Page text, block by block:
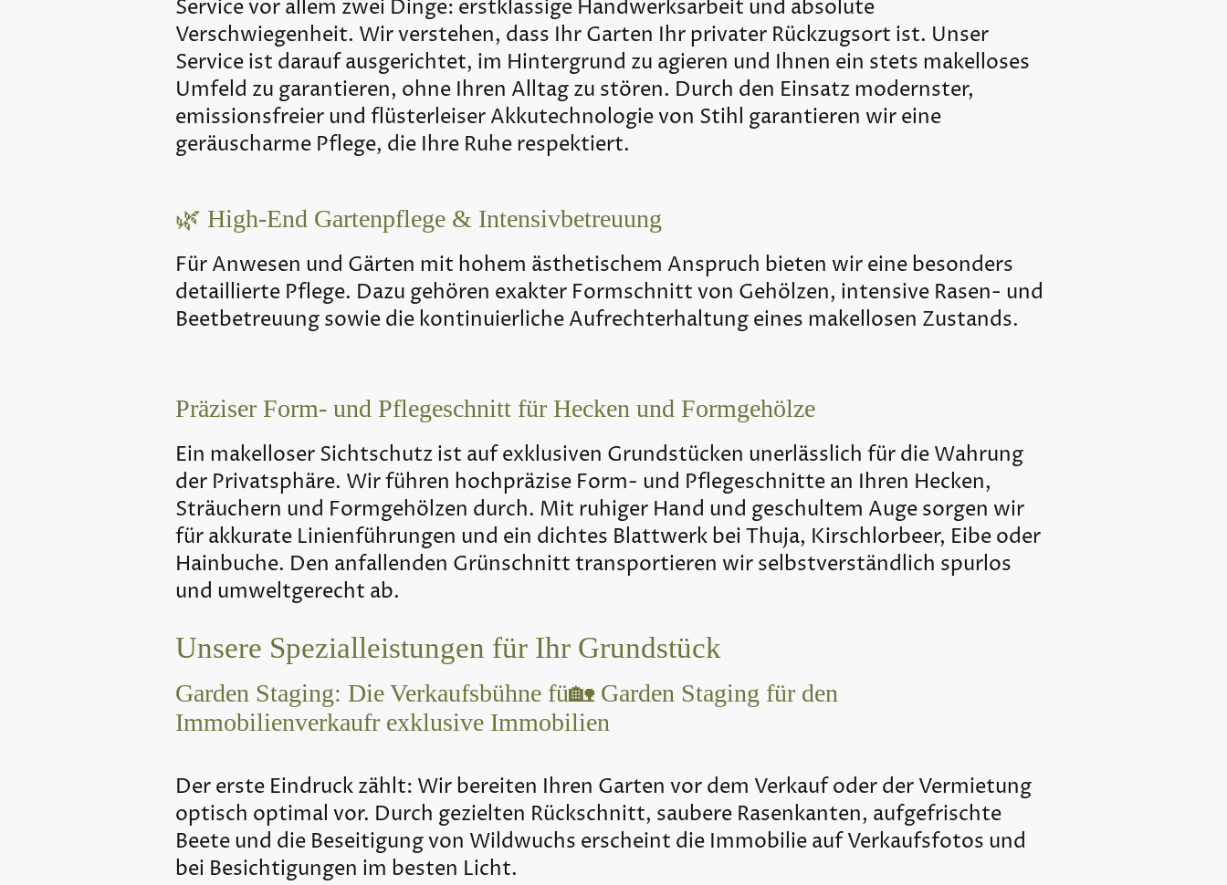
Service vor allem zwei Dinge: erstklassige Handwerksarbeit und absolute
Verschwiegenheit. Wir verstehen, dass Ihr Garten Ihr privater Rückzugsort ist. Unser
Service ist darauf ausgerichtet, im Hintergrund zu agieren und Ihnen ein stets makelloses
Umfeld zu garantieren, ohne Ihren Alltag zu stören. Durch den Einsatz modernster,
emissionsfreier und flüsterleiser Akkutechnologie von Stihl garantieren wir eine
geräuscharme Pflege, die Ihre Ruhe respektiert.
🌿 High-End Gartenpflege & Intensivbetreuung
Für Anwesen und Gärten mit hohem ästhetischem Anspruch bieten wir eine besonders
detaillierte Pflege. Dazu gehören exakter Formschnitt von Gehölzen, intensive Rasen- und
Beetbetreuung sowie die kontinuierliche Aufrechterhaltung eines makellosen Zustands.
Präziser Form- und Pflegeschnitt für Hecken und Formgehölze
Ein makelloser Sichtschutz ist auf exklusiven Grundstücken unerlässlich für die Wahrung
der Privatsphäre. Wir führen hochpräzise Form- und Pflegeschnitte an Ihren Hecken,
Sträuchern und Formgehölzen durch. Mit ruhiger Hand und geschultem Auge sorgen wir
für akkurate Linienführungen und ein dichtes Blattwerk bei Thuja, Kirschlorbeer, Eibe oder
Hainbuche. Den anfallenden Grünschnitt transportieren wir selbstverständlich spurlos
und umweltgerecht ab.
Garden Staging: Die Verkaufsbühne fü🏡 Garden Staging für den
Immobilienverkaufr exklusive Immobilien
Der erste Eindruck zählt: Wir bereiten Ihren Garten vor dem Verkauf oder der Vermietung
optisch optimal vor. Durch gezielten Rückschnitt, saubere Rasenkanten, aufgefrischte
Beete und die Beseitigung von Wildwuchs erscheint die Immobilie auf Verkaufsfotos und
bei Besichtigungen im besten Licht.
Unsere Spezialleistungen für Ihr Grundstück